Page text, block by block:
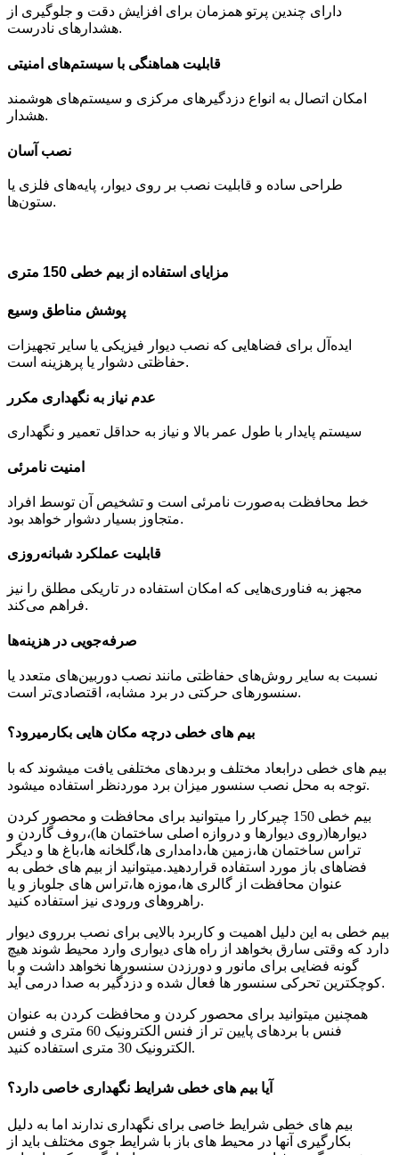
دارای چندین پرتو همزمان برای افزایش دقت و جلوگیری از
هشدارهای نادرست.
قابلیت هماهنگی با سیستم‌های امنیتی
امکان اتصال به انواع دزدگیرهای مرکزی و سیستم‌های هوشمند
هشدار.
نصب آسان
طراحی ساده و قابلیت نصب بر روی دیوار، پایه‌های فلزی یا
ستون‌ها.
مزایای استفاده از بیم خطی 150 متری
پوشش مناطق وسیع
ایده‌آل برای فضاهایی که نصب دیوار فیزیکی یا سایر تجهیزات
حفاظتی دشوار یا پرهزینه است.
عدم نیاز به نگهداری مکرر
سیستم پایدار با طول عمر بالا و نیاز به حداقل تعمیر و نگهداری
امنیت نامرئی
خط محافظت به‌صورت نامرئی است و تشخیص آن توسط افراد
متجاوز بسیار دشوار خواهد بود.
قابلیت عملکرد شبانه‌روزی
مجهز به فناوری‌هایی که امکان استفاده در تاریکی مطلق را نیز
فراهم می‌کند.
صرفه‌جویی در هزینه‌ها
نسبت به سایر روش‌های حفاظتی مانند نصب دوربین‌های متعدد یا
سنسورهای حرکتی در برد مشابه، اقتصادی‌تر است.
بیم های خطی درچه مکان هایی بکارمیرود؟
بیم های خطی درابعاد مختلف و بردهای مختلفی یافت میشوند که با
توجه به محل نصب سنسور میزان برد موردنظر استفاده میشود.
بیم خطی 150 چیرکار را میتوانید برای محافظت و محصور کردن
دیوارها(روی دیوارها و دروازه اصلی ساختمان ها)،روف گاردن و
تراس ساختمان ها،زمین ها،دامداری ها،گلخانه ها،باغ ها و دیگر
فضاهای باز مورد استفاده قراردهید.میتوانید از بیم های خطی به
عنوان محافظت از گالری ها،موزه ها،تراس های جلوباز و یا
راهروهای ورودی نیز استفاده کنید.
بیم خطی به این دلیل اهمیت و کاربرد بالایی برای نصب برروی دیوار
دارد که وقتی سارق بخواهد از راه های دیواری وارد محیط شوند هیچ
گونه فضایی برای مانور و دورزدن سنسورها نخواهد داشت و با
کوچکترین تحرکی سنسور ها فعال شده و دزدگیر به صدا درمی آید.
همچنین میتوانید برای محصور کردن و محافظت کردن به عنوان
فنس با بردهای پایین تر از فنس الکترونیک 60 متری و فنس
الکترونیک 30 متری استفاده کنید.
آیا بیم های خطی شرایط نگهداری خاصی دارد؟
بیم های خطی شرایط خاصی برای نگهداری ندارند اما به دلیل
بکارگیری آنها در محیط های باز با شرایط جوی مختلف باید از